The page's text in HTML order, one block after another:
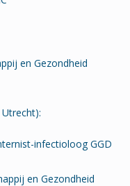
en Gezondheid
infectioloog GGD
en Gezondheid